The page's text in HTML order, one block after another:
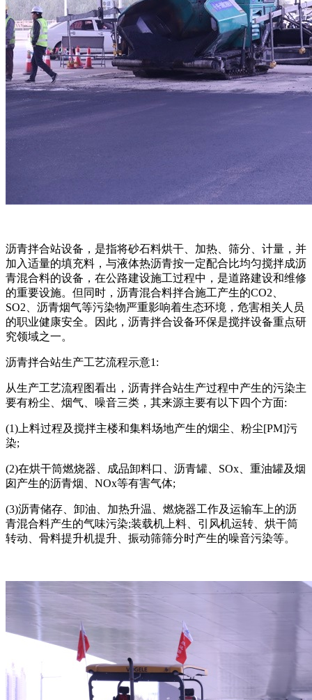
沥青拌合站设备，是指将砂石料烘干、加热、筛分、计量，并
加入适量的填充料，与液体热沥青按一定配合比均匀搅拌成沥
青混合料的设备，在公路建设施工过程中，是道路建设和维修
的重要设施。但同时，沥青混合料拌合施工产生的CO2、
SO2、沥青烟气等污染物严重影响着生态环境，危害相关人员
的职业健康安全。因此，沥青拌合设备环保是搅拌设备重点研
究领域之一。
沥青拌合站生产工艺流程示意1:
从生产工艺流程图看出，沥青拌合站生产过程中产生的污染主
要有粉尘、烟气、噪音三类，其来源主要有以下四个方面:
(1)上料过程及搅拌主楼和集料场地产生的烟尘、粉尘[PM]污
染;
(2)在烘干筒燃烧器、成品卸料口、沥青罐、SOx、重油罐及烟
囱产生的沥青烟、NOx等有害气体;
(3)沥青储存、卸油、加热升温、燃烧器工作及运输车上的沥
青混合料产生的气味污染;装载机上料、引风机运转、烘干筒
转动、骨料提升机提升、振动筛筛分时产生的噪音污染等。